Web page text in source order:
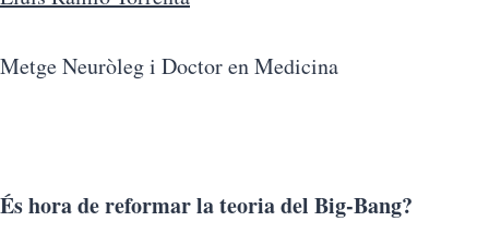
Metge Neuròleg i Doctor en Medicina
És hora de reformar la teoria del Big-Bang?